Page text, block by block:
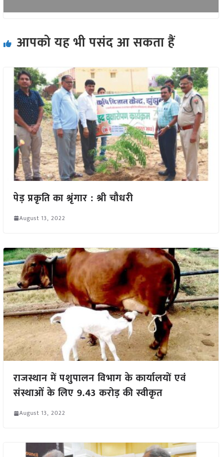
आपको यह भी पसंद आ सकता हैं
पेड़ प्रकृति का श्रृंगार : श्री चौधरी
August 13, 2022
राजस्थान में पशुपालन विभाग के कार्यालयों एवं
संस्थाओं के लिए 9.43 करोड़ की स्वीकृत
August 13, 2022